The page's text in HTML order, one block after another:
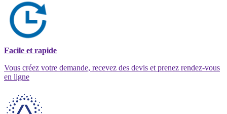
Facile et rapide
Vous créez votre demande, recevez des devis et prenez rendez-vous
en ligne